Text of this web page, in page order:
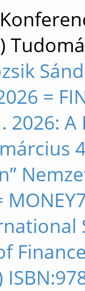
=
2026: